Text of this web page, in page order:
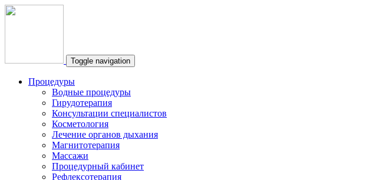
Toggle navigation
Процедуры
Водные процедуры
Гирудотерапия
Консультации специалистов
Косметология
Лечение органов дыхания
Магнитотерапия
Массажи
Процедурный кабинет
Рефлексотерапия